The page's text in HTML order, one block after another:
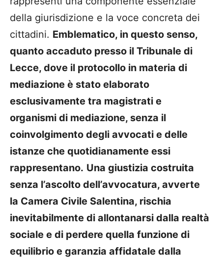
della giurisdizione e la voce concreta dei
cittadini. Emblematico, in questo senso,
quanto accaduto presso il Tribunale di
Lecce, dove il protocollo in materia di
mediazione è stato elaborato
esclusivamente tra magistrati e
organismi di mediazione, senza il
coinvolgimento degli avvocati e delle
istanze che quotidianamente essi
rappresentano. Una giustizia costruita
senza l’ascolto dell’avvocatura, avverte
la Camera Civile Salentina, rischia
inevitabilmente di allontanarsi dalla realtà
sociale e di perdere quella funzione di
equilibrio e garanzia affidatale dalla